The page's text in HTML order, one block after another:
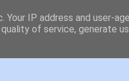
IP address and user-
of service, generate